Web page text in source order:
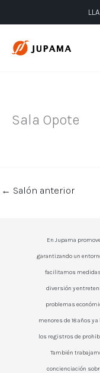
al
contenido
Sala Opote
← Salón anterior
En Jupama
garantizando un
facilitamos
diversión y
problemas
menores de 18 años y
los registros de
También
concienciación